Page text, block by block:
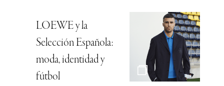
LOEWE y la
Selección Española:
moda, identidad y
fútbol